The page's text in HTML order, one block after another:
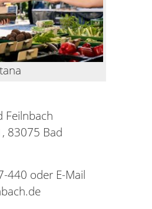
Feilnbach
83075 Bad
440 oder E-Mail